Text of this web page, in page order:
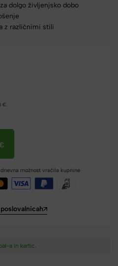
dolgo življenjsko dobo
z različnimi stili
€
dnevna možnost vračila kupnine
iz Slovenije v 2-4 dneh.​